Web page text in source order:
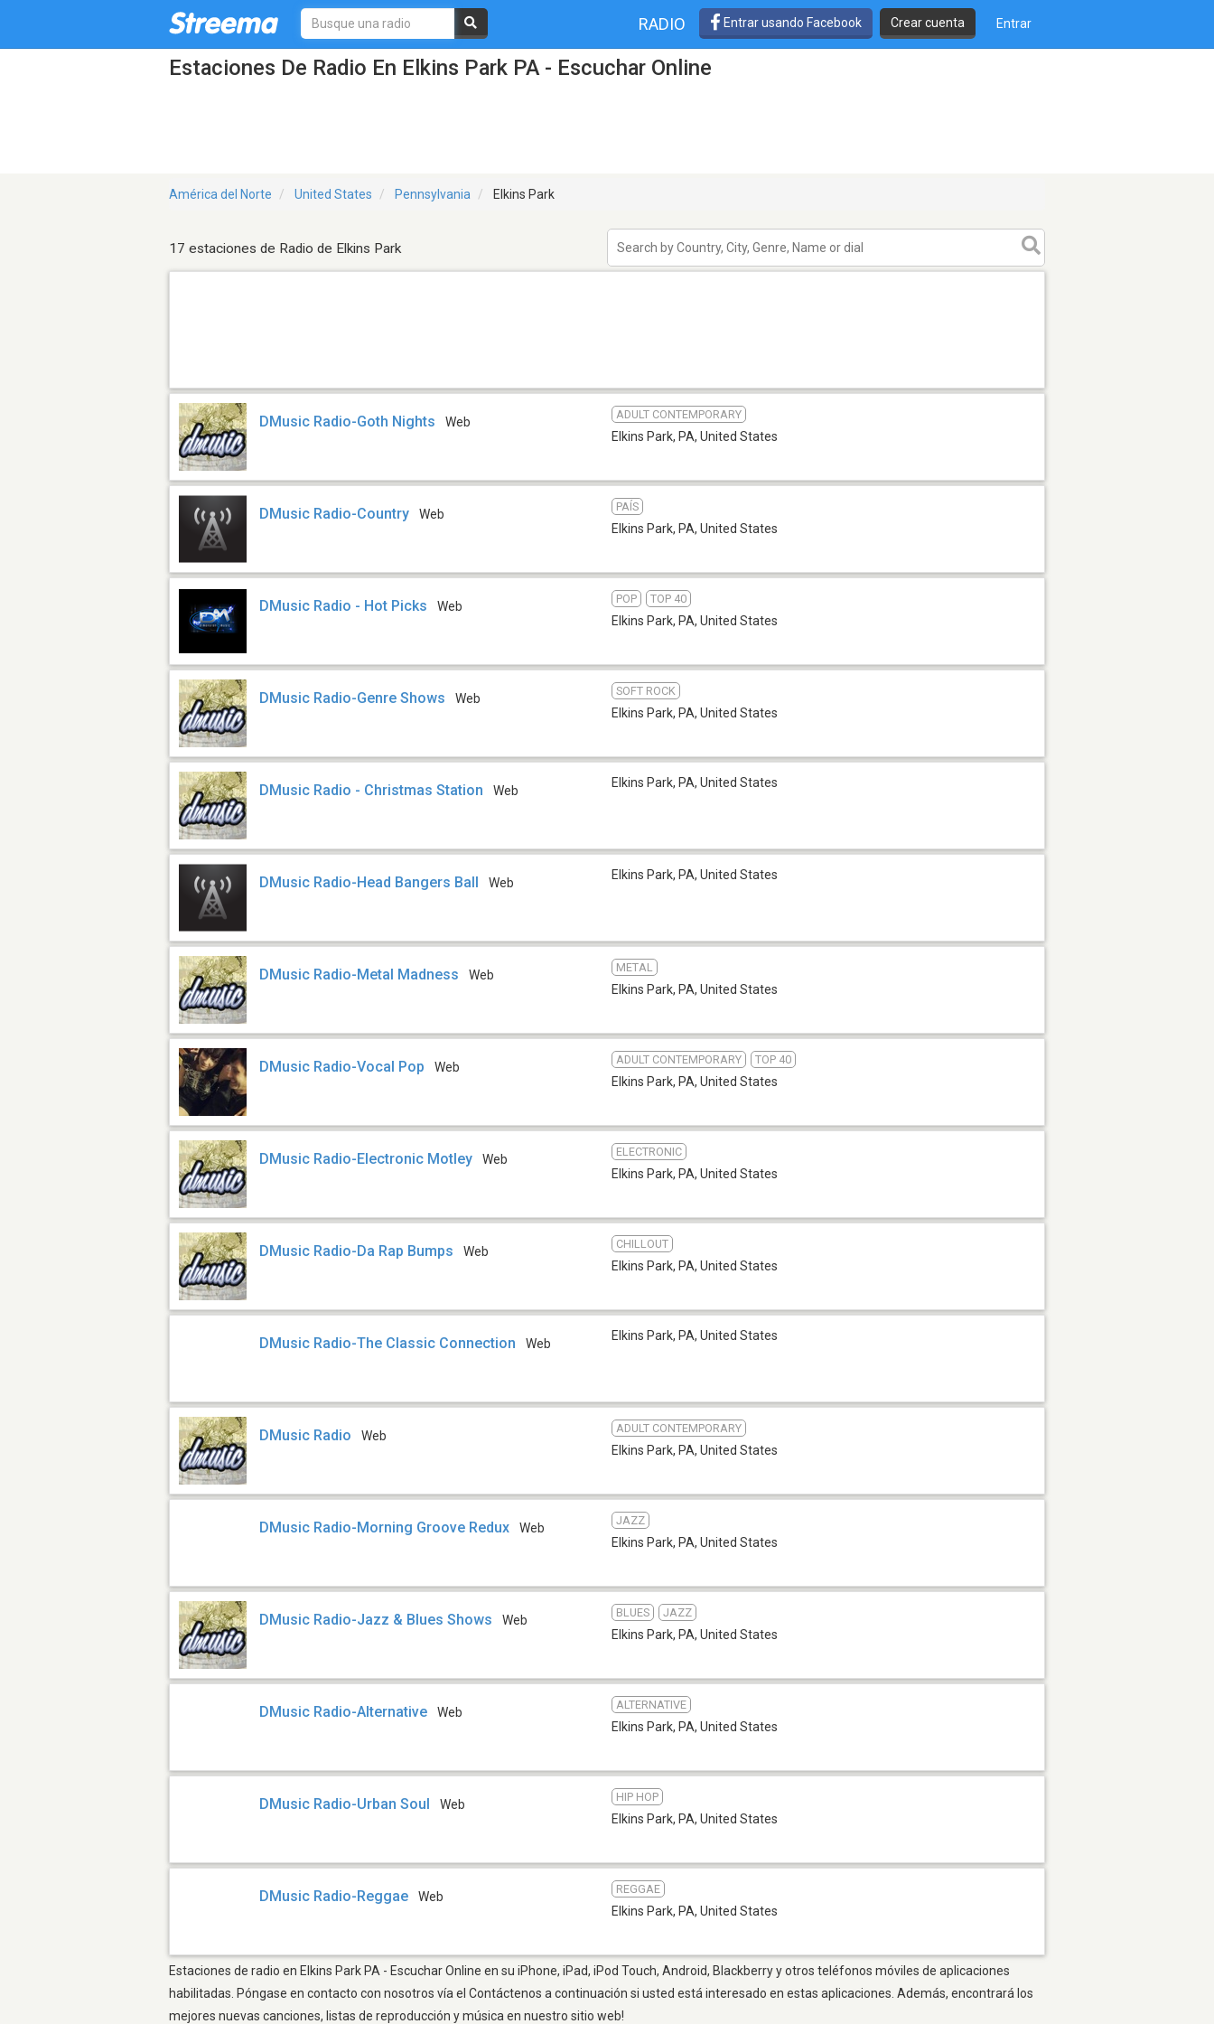
RADIO Entrar usando Facebook Crear cuenta Entrar
Estaciones De Radio En Elkins Park PA - Escuchar Online
América del Norte United States Pennsylvania Elkins Park
17 estaciones de Radio de Elkins Park
DMusic Radio-Goth Nights Web
ADULT CONTEMPORARY
Elkins Park, PA, United States
DMusic Radio-Country Web
PAÍS
Elkins Park, PA, United States
DMusic Radio - Hot Picks Web
POP TOP 40
Elkins Park, PA, United States
DMusic Radio-Genre Shows Web
SOFT ROCK
Elkins Park, PA, United States
DMusic Radio - Christmas Station Web
Elkins Park, PA, United States
DMusic Radio-Head Bangers Ball Web
Elkins Park, PA, United States
DMusic Radio-Metal Madness Web
METAL
Elkins Park, PA, United States
DMusic Radio-Vocal Pop Web
ADULT CONTEMPORARY TOP 40
Elkins Park, PA, United States
DMusic Radio-Electronic Motley Web
ELECTRONIC
Elkins Park, PA, United States
DMusic Radio-Da Rap Bumps Web
CHILLOUT
Elkins Park, PA, United States
DMusic Radio-The Classic Connection Web
Elkins Park, PA, United States
DMusic Radio Web
ADULT CONTEMPORARY
Elkins Park, PA, United States
DMusic Radio-Morning Groove Redux Web
JAZZ
Elkins Park, PA, United States
DMusic Radio-Jazz & Blues Shows Web
BLUES JAZZ
Elkins Park, PA, United States
DMusic Radio-Alternative Web
ALTERNATIVE
Elkins Park, PA, United States
DMusic Radio-Urban Soul Web
HIP HOP
Elkins Park, PA, United States
DMusic Radio-Reggae Web
REGGAE
Elkins Park, PA, United States
Estaciones de radio en Elkins Park PA - Escuchar Online en su iPhone, iPad, iPod Touch, Android, Blackberry y otros teléfonos móviles de aplicaciones
habilitadas. Póngase en contacto con nosotros vía el Contáctenos a continuación si usted está interesado en estas aplicaciones. Además, encontrará los
mejores nuevas canciones, listas de reproducción y música en nuestro sitio web!